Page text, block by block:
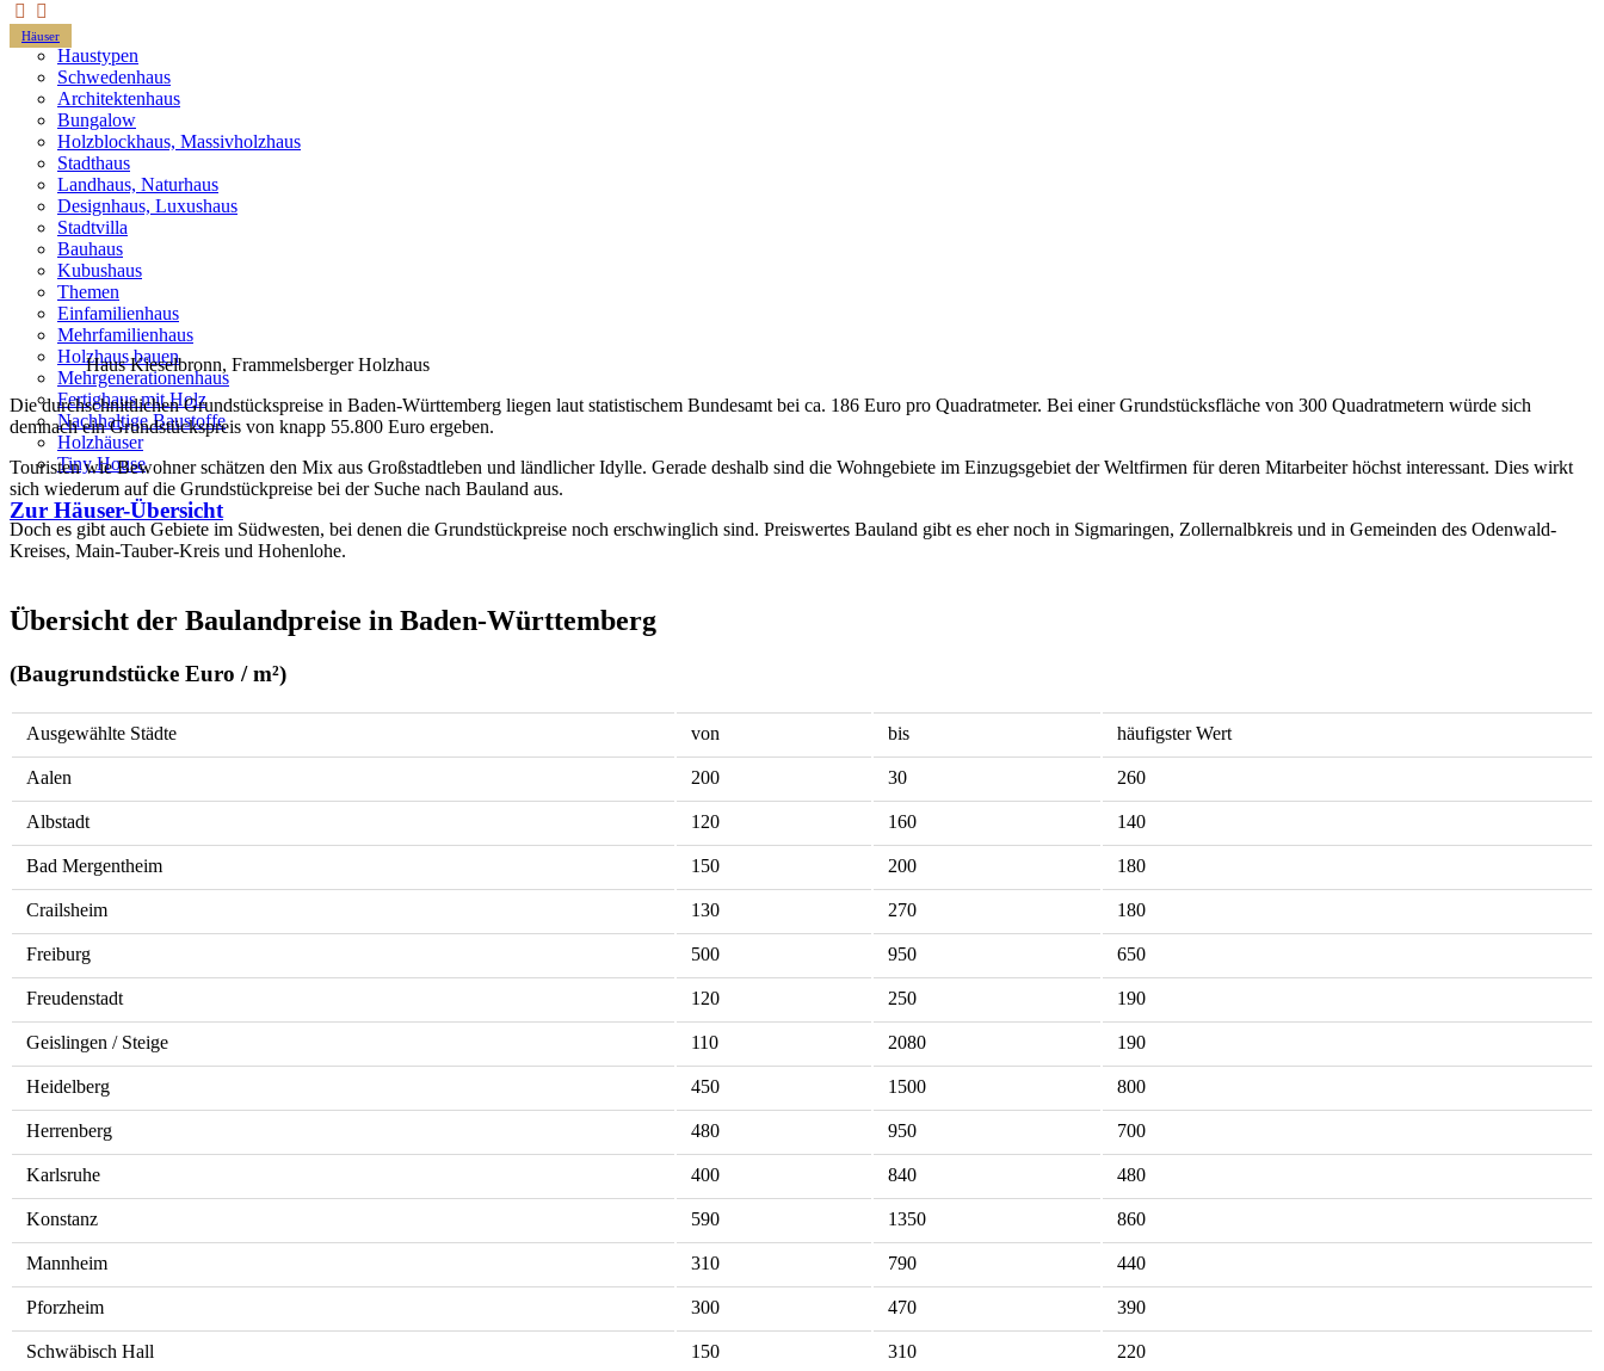
Häuser
Haustypen
Schwedenhaus
Architektenhaus
Bungalow
Holzblockhaus, Massivholzhaus
Stadthaus
Landhaus, Naturhaus
Designhaus, Luxushaus
Stadtvilla
Bauhaus
Kubushaus
Themen
Einfamilienhaus
Mehrfamilienhaus
Holzhaus bauen
Mehrgenerationenhaus
Fertighaus mit Holz
Nachhaltige Baustoffe
Holzhäuser
Tiny House
Zur Häuser-Übersicht
Haus Kieselbronn, Frammelsberger Holzhaus
Die durchschnittlichen Grundstückspreise in Baden-Württemberg liegen laut statistischem Bundesamt bei ca. 186 Euro pro Quadratmeter. Bei einer Grundstücksfläche von 300 Quadratmetern würde sich
demnach ein Grundstückspreis von knapp 55.800 Euro ergeben.
Touristen wie Bewohner schätzen den Mix aus Großstadtleben und ländlicher Idylle. Gerade deshalb sind die Wohngebiete im Einzugsgebiet der Weltfirmen für deren Mitarbeiter höchst interessant. Dies wirkt
sich wiederum auf die Grundstückpreise bei der Suche nach Bauland aus.
Doch es gibt auch Gebiete im Südwesten, bei denen die Grundstückpreise noch erschwinglich sind. Preiswertes Bauland gibt es eher noch in Sigmaringen, Zollernalbkreis und in Gemeinden des Odenwald-
Kreises, Main-Tauber-Kreis und Hohenlohe.
Übersicht der Baulandpreise in Baden-Württemberg
(Baugrundstücke Euro / m²)
Ausgewählte Städte von bis häufigster Wert
Aalen 200 30 260
Albstadt 120 160 140
Bad Mergentheim 150 200 180
Crailsheim 130 270 180
Freiburg 500 950 650
Freudenstadt 120 250 190
Geislingen / Steige 110 2080 190
Heidelberg 450 1500 800
Herrenberg 480 950 700
Karlsruhe 400 840 480
Konstanz 590 1350 860
Mannheim 310 790 440
Pforzheim 300 470 390
Schwäbisch Hall 150 310 220